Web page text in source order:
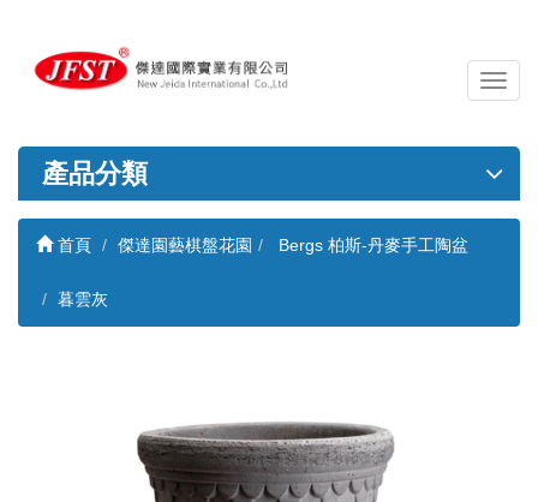
導
覽
關
產品分類
首頁 傑達園藝棋盤花園 Bergs 柏斯-丹麥手工陶盆
暮雲灰